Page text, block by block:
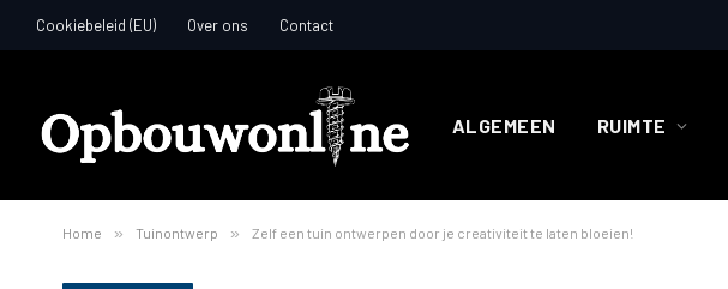
Cookiebeleid (EU) Over ons Contact
ALGEMEEN RUIMTE
Home » Tuinontwerp » Zelf een tuin ontwerpen door je creativiteit te laten bloeien!